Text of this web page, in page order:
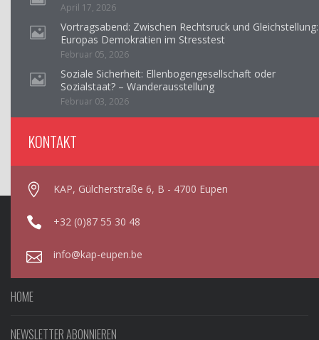
April 17, 2026
Vortragsabend: Zwischen Rechtsruck und Gleichstellung:
Europas Demokratien im Stresstest
Februar 05, 2026
Soziale Sicherheit: Ellenbogengesellschaft oder
Sozialstaat? – Wanderausstellung
Februar 03, 2026
KONTAKT
KAP, Gülcherstraße 6, B - 4700 Eupen
+32 (0)87 55 30 48
info@kap-eupen.be
HOME
NEWSLETTER ABONNIEREN